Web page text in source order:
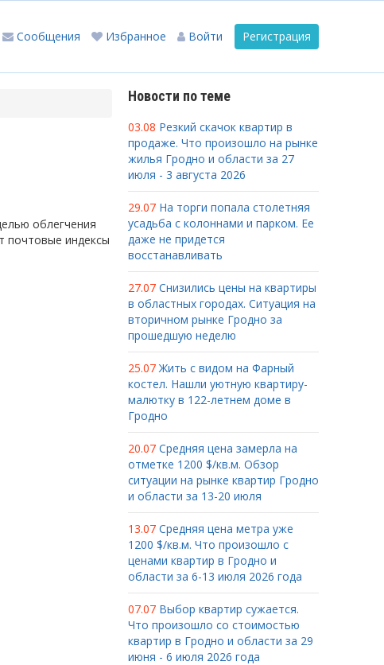
Регистрация
Войти
Избранное
Сообщения
облегчения
почтовые индексы
Новости по теме
03.08 Резкий скачок квартир в
продаже. Что произошло на рынке
жилья Гродно и области за 27
июля - 3 августа 2026
29.07 На торги попала столетняя
усадьба с колоннами и парком. Ее
даже не придется
восстанавливать
27.07 Снизились цены на квартиры
в областных городах. Ситуация на
вторичном рынке Гродно за
прошедшую неделю
25.07 Жить с видом на Фарный
костел. Нашли уютную квартиру-
малютку в 122-летнем доме в
Гродно
20.07 Средняя цена замерла на
отметке 1200 $/кв.м. Обзор
ситуации на рынке квартир Гродно
и области за 13-20 июля
13.07 Средняя цена метра уже
1200 $/кв.м. Что произошло с
ценами квартир в Гродно и
области за 6-13 июля 2026 года
07.07 Выбор квартир сужается.
Что произошло со стоимостью
квартир в Гродно и области за 29
июня - 6 июля 2026 года